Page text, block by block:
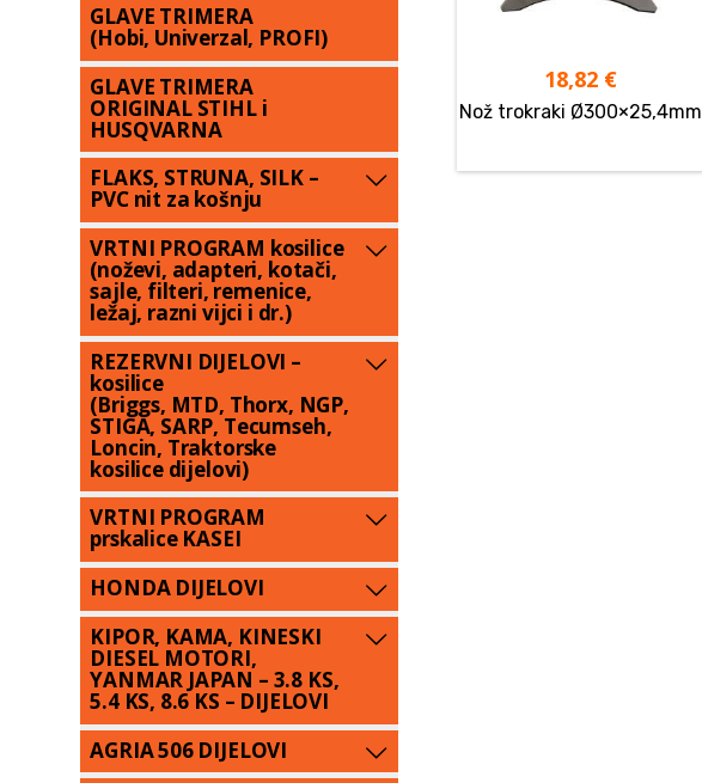
18,82 €
Nož trokraki Ø300×25,4mm
GLAVE TRIMERA
(Hobi, Univerzal, PROFI)
GLAVE TRIMERA
ORIGINAL STIHL i
HUSQVARNA
FLAKS, STRUNA, SILK –
PVC nit za košnju
VRTNI PROGRAM kosilice
(noževi, adapteri, kotači,
sajle, filteri, remenice,
ležaj, razni vijci i dr.)
REZERVNI DIJELOVI –
kosilice
(Briggs, MTD, Thorx, NGP,
STIGA, SARP, Tecumseh,
Loncin, Traktorske
kosilice dijelovi)
VRTNI PROGRAM
prskalice KASEI
HONDA DIJELOVI
KIPOR, KAMA, KINESKI
DIESEL MOTORI,
YANMAR JAPAN – 3.8 KS,
5.4 KS, 8.6 KS – DIJELOVI
AGRIA 506 DIJELOVI